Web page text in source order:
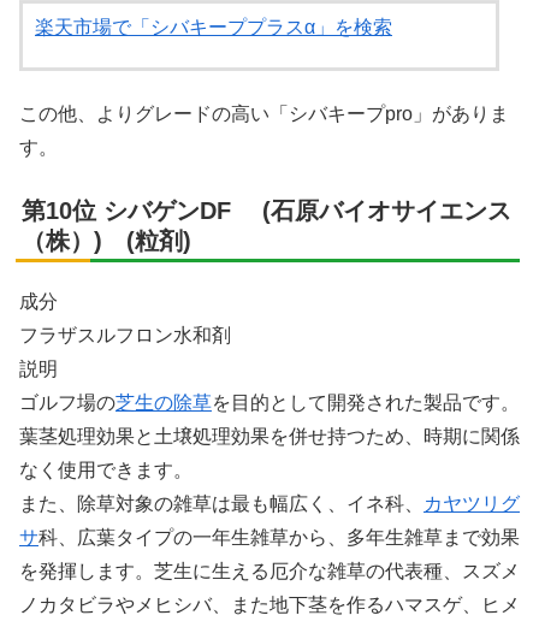
楽天市場で「シバキーププラスα」を検索
この他、よりグレードの高い「シバキープpro」がありま
す。
第10位 シバゲンDF (石原バイオサイエンス
（株）) (粒剤)
成分
フラザスルフロン水和剤
説明
ゴルフ場の芝生の除草を目的として開発された製品です。
葉茎処理効果と土壌処理効果を併せ持つため、時期に関係
なく使用できます。
また、除草対象の雑草は最も幅広く、イネ科、
カヤツリグ
サ科、広葉タイプの一年生雑草から、多年生雑草まで効果
を発揮します。芝生に生える厄介な雑草の代表種、スズメ
ノカタビラやメヒシバ、また地下茎を作るハマスゲ、ヒメ
X
Facebook
LINE
LinkedIn